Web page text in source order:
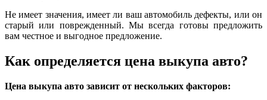
Не имеет значения, имеет ли ваш автомобиль дефекты, или он
старый или поврежденный. Мы всегда готовы предложить
вам честное и выгодное предложение.
Как определяется цена выкупа авто?
Цена выкупа авто зависит от нескольких факторов: